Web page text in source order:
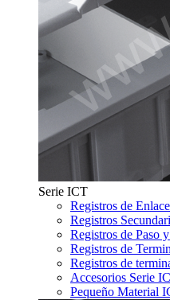
Serie ICT
Registros de Enlace
Registros
Registros de Paso
Registros de
Registros de
Accesorios Serie
Pequeño Material